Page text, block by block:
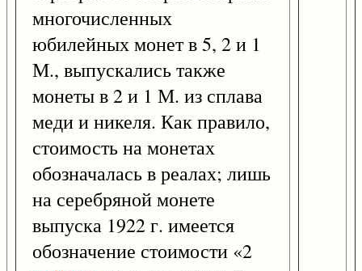
многочисленных
юбилейных монет в 5, 2 и 1
М., выпускались также
монеты в 2 и 1 М. из сплава
меди и никеля. Как правило,
стоимость на монетах
обозначалась в реалах; лишь
на серебряной монете
выпуска 1922 г. имеется
обозначение стоимости «2